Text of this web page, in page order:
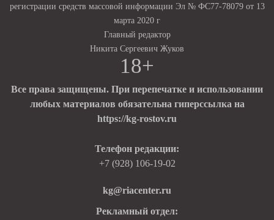
регистрации средств массовой информации Эл № ФС77-78079 от 13
марта 2020 г
Главный редактор
Никита Сергеевич Жуков
18+
Все права защищены. При перепечатке и использовании
любых материалов обязательна гиперссылка на
https://kg-rostov.ru
Телефон редакции:
+7 (928) 106-19-02
kg@riacenter.ru
Рекламный отдел: